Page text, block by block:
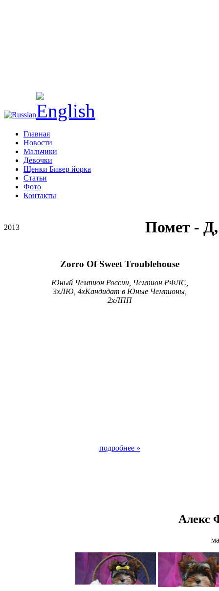
Главная
Новости
Мальчики
Девочки
Щенки Бивер йорка
Статьи
Фото
Контакты
2013 Помет - Д,
Zorro Of Sweet Troublehouse
Юный Чемпион России, Чемпион РФЛС,
3xЛЮ, 4xКандидат в Юные Чемпионы,
2xЛПП
подробнее »
Алекс